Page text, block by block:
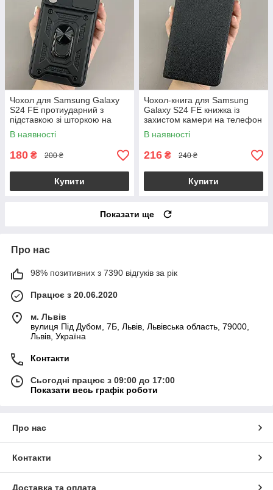
Чохол для Samsung Galaxy
S24 FE протиударний з
підставкою зі шторкою на
телефон самсунг с24 фе
чорний crt
В наявності
180 ₴ 200 ₴
Купити
Чохол-книга для Samsung
Galaxy S24 FE книжка із
захистом камери на телефон
самсунг с24 фе чорна q01d
В наявності
216 ₴ 240 ₴
Купити
Показати ще
Про нас
98% позитивних з 7390 відгуків за рік
Працює з 20.06.2020
м. Львів
вулиця Під Дубом, 7Б, Львів, Львівська область, 79000,
Львів, Україна
Контакти
Сьогодні працює з 09:00 до 17:00
Показати весь графік роботи
Про нас
Контакти
Доставка та оплата